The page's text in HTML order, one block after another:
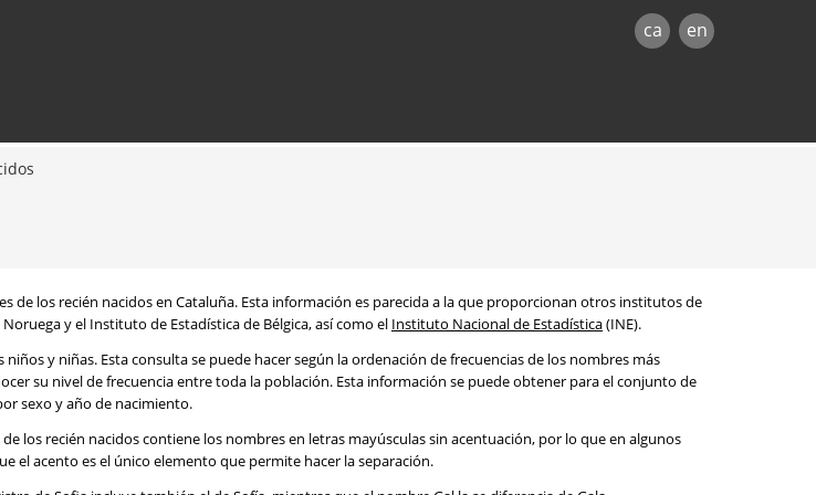
ca en
de los recién nacidos en Cataluña. Esta información es parecida a la que proporcionan otros institutos de
y el Instituto de Estadística de Bélgica, así como el Instituto Nacional de Estadística(INE).
y niñas. Esta consulta se puede hacer según la ordenación de frecuencias de los nombres más
su nivel de frecuencia entre toda la población. Esta información se puede obtener para el conjunto de
sexo y año de nacimiento.
los recién nacidos contiene los nombres en letras mayúsculas sin acentuación, por lo que en algunos
el acento es el único elemento que permite hacer la separación.